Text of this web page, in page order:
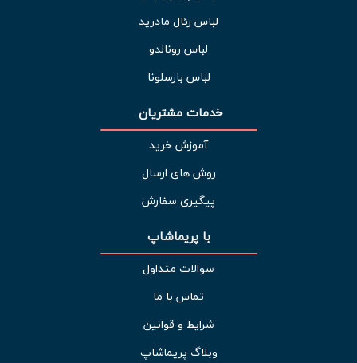
لباس رئال مادرید
لباس رونالدو
لباس بارسلونا
خدمات مشتریان
آموزش خرید
روش های ارسال
پیگیری سفارش
با پریماشاپ
سوالات متداول
تماس با ما
شرایط و قوانین
وبلاگ پریماشاپ